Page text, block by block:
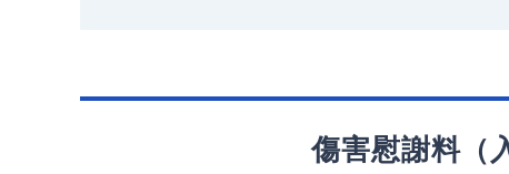
傷害慰謝料（